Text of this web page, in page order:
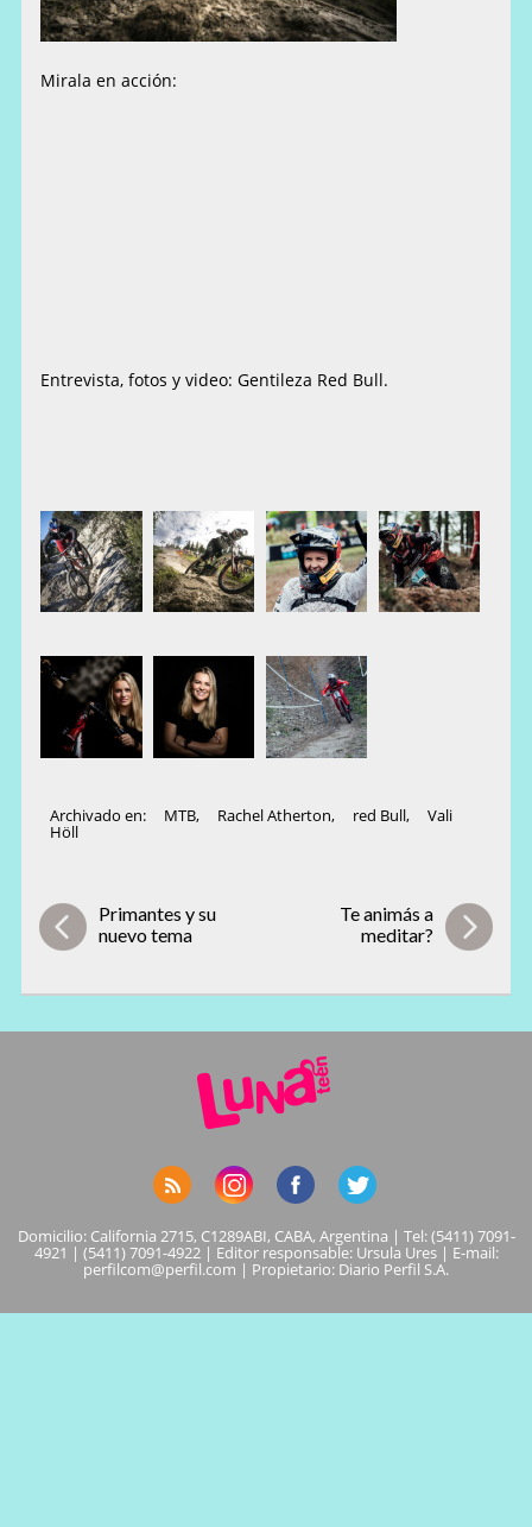
Mirala en acción:
Entrevista, fotos y video: Gentileza Red Bull.
Archivado en: MTB, Rachel Atherton, red Bull, Vali
Höll
Primantes y su
nuevo tema
Te animás a
meditar?
Domicilio: California 2715, C1289ABI, CABA, Argentina | Tel: (5411) 7091-
4921 | (5411) 7091-4922 | Editor responsable: Ursula Ures | E-mail:
perfilcom@perfil.com | Propietario: Diario Perfil S.A.